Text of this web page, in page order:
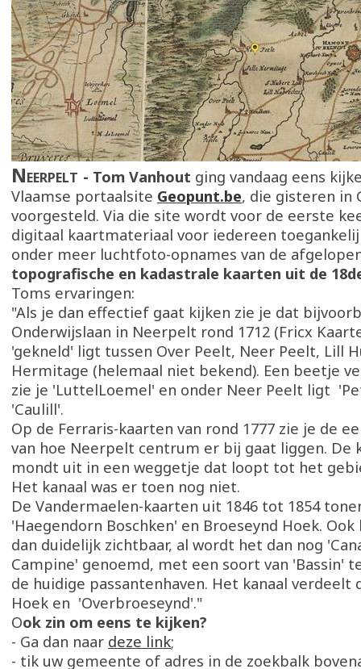
Neerpelt Tom Vanhout ging vandaag eens
Vlaamse portaalsite Geopunt.be, die gisteren in
voorgesteld. Via die site wordt voor de eerste
digitaal kaartmateriaal voor iedereen
onder meer luchtfoto-opnames van de
topografische en kadastrale kaarten uit de
Toms ervaringen:
"Als je dan effectief gaat kijken zie je dat
Onderwijslaan in Neerpelt rond 1712 (Fricx
'gekneld' ligt tussen Over Peelt, Neer Peelt, Lill
Hermitage (helemaal niet bekend). Een beetje
zie je 'LuttelLoemel' en onder Neer Peelt ligt
'Caulill'.
Op de Ferraris-kaarten van rond 1777 zie je de
van hoe Neerpelt centrum er bij gaat liggen. De
mondt uit in een weggetje dat loopt tot het
Het kanaal was er toen nog niet.
De Vandermaelen-kaarten uit 1846 tot 1854
'Haegendorn Boschken' en Broeseynd Hoek. Ook
dan duidelijk zichtbaar, al wordt het dan nog
Campine' genoemd, met een soort van 'Bassin'
de huidige passantenhaven. Het kanaal verdeelt
Hoek en 'Overbroeseynd'."
Ook zin om eens te kijken?
- Ga dan naar deze link;
- tik uw gemeente of adres in de zoekbalk